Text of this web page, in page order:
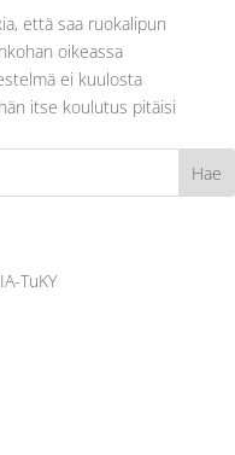
että saa ruokalipun
oikeassa
ei kuulosta
itse koulutus pitäisi
TuKY